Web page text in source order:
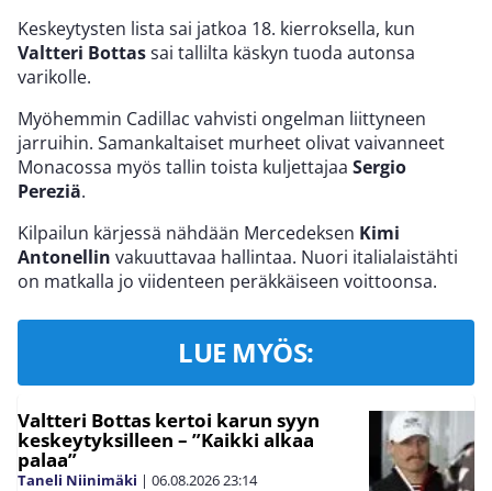
Keskeytysten lista sai jatkoa 18. kierroksella, kun
Valtteri Bottassai tallilta käskyn tuoda autonsa
varikolle.
Myöhemmin Cadillac vahvisti ongelman liittyneen
jarruihin. Samankaltaiset murheet olivat vaivanneet
Monacossa myös tallin toista kuljettajaa Sergio
Pereziä.
Kilpailun kärjessä nähdään Mercedeksen Kimi
Antonellin vakuuttavaa hallintaa. Nuori italialaistähti
on matkalla jo viidenteen peräkkäiseen voittoonsa.
LUE MYÖS:
Valtteri Bottas kertoi karun syyn
keskeytyksilleen – ”Kaikki alkaa
palaa”
Taneli Niinimäki | 06.08.202623:14